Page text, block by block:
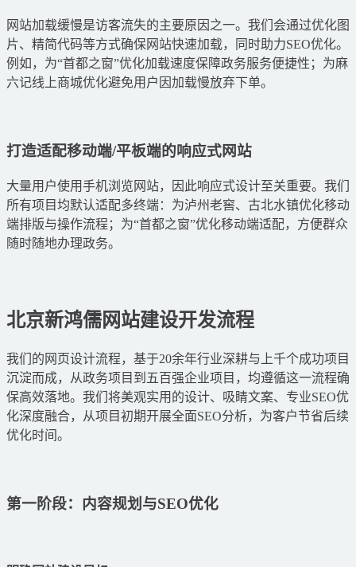
网站加载缓慢是访客流失的主要原因之一。我们会通过优化图
片、精简代码等方式确保网站快速加载，同时助力SEO优化。
例如，为“首都之窗”优化加载速度保障政务服务便捷性；为麻
六记线上商城优化避免用户因加载慢放弃下单。
打造适配移动端/平板端的响应式网站
大量用户使用手机浏览网站，因此响应式设计至关重要。我们
所有项目均默认适配多终端：为泸州老窖、古北水镇优化移动
端排版与操作流程；为“首都之窗”优化移动端适配，方便群众
随时随地办理政务。
北京新鸿儒网站建设开发流程
我们的网页设计流程，基于20余年行业深耕与上千个成功项目
沉淀而成，从政务项目到五百强企业项目，均遵循这一流程确
保高效落地。我们将美观实用的设计、吸睛文案、专业SEO优
化深度融合，从项目初期开展全面SEO分析，为客户节省后续
优化时间。
第一阶段：内容规划与SEO优化